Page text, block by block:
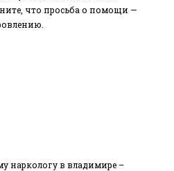
что просьба о помощи —
наркологу в владимире –